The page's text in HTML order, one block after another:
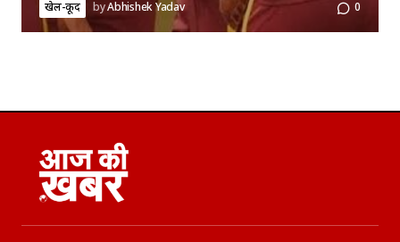
खेल-कूद byAbhishek Yadav 0